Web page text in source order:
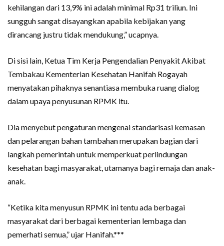
kehilangan dari 13,9% ini adalah minimal Rp31 triliun. Ini
sungguh sangat disayangkan apabila kebijakan yang
dirancang justru tidak mendukung,” ucapnya.
Di sisi lain, Ketua Tim Kerja Pengendalian Penyakit Akibat
Tembakau Kementerian Kesehatan Hanifah Rogayah
menyatakan pihaknya senantiasa membuka ruang dialog
dalam upaya penyusunan RPMK itu.
Dia menyebut pengaturan mengenai standarisasi kemasan
dan pelarangan bahan tambahan merupakan bagian dari
langkah pemerintah untuk memperkuat perlindungan
kesehatan bagi masyarakat, utamanya bagi remaja dan anak-
anak.
“Ketika kita menyusun RPMK ini tentu ada berbagai
masyarakat dari berbagai kementerian lembaga dan
pemerhati semua,” ujar Hanifah.***